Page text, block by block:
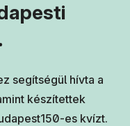
segítségül hívta a
készítettek
es kvízt.